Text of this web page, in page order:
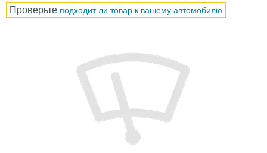
Проверьте подходит ли товар к вашему автомобилю